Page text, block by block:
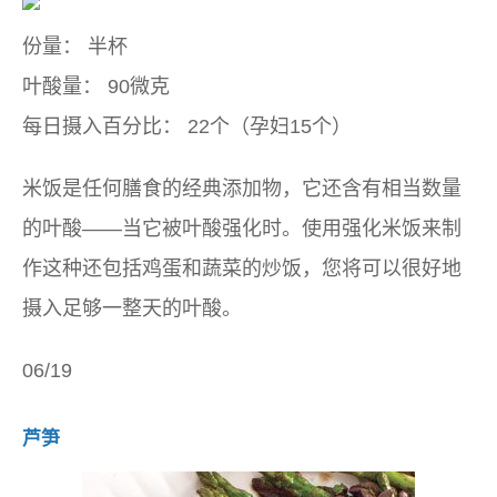
份量：
半杯
叶酸量：
90微克
每日摄入百分比：
22个（孕妇15个）
米饭是任何膳食的经典添加物，它还含有相当数量
的叶酸——当它被叶酸强化时。使用强化米饭来制
作这种还包括鸡蛋和蔬菜的炒饭，您将可以很好地
摄入足够一整天的叶酸。
06/19
芦笋